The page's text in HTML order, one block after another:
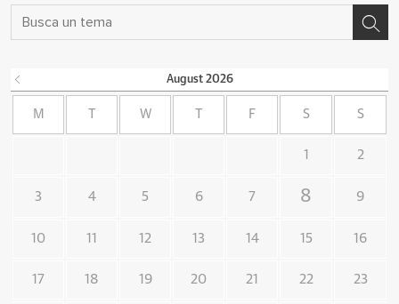
August 2026
M W F S S
1 2
3 4 5 6 7 8 9
10 11 12 13 14 15 16
17 18 19 20 21 22 23